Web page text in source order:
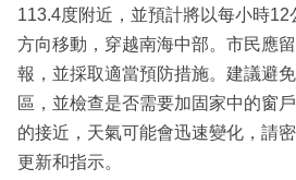
113.4度附近，並預計將以每小時
方向移動，穿越南海中部。市民應
報，並採取適當預防措施。建議避
區，並檢查是否需要加固家中的窗
的接近，天氣可能會迅速變化，請
更新和指示。